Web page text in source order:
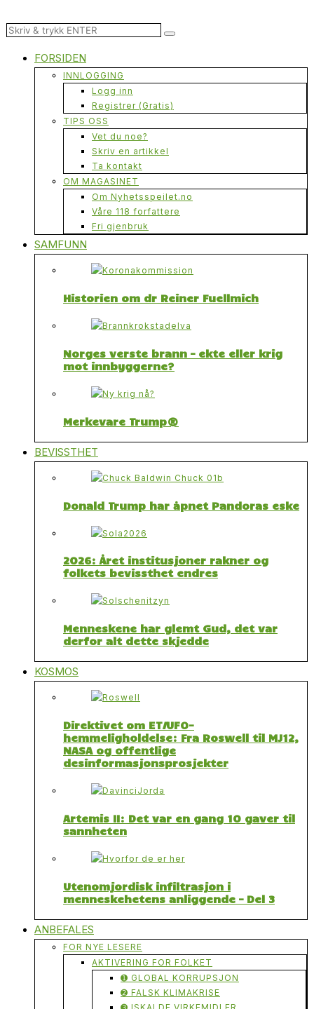
FORSIDEN
INNLOGGING
Logg inn
Registrer (Gratis)
TIPS OSS
Vet du noe?
Skriv en artikkel
Ta kontakt
OM MAGASINET
Om Nyhetsspeilet.no
Våre 118 forfattere
Fri gjenbruk
SAMFUNN
Historien om dr Reiner Fuellmich
Norges verste brann – ekte eller krig
mot innbyggerne?
Merkevare Trump®
BEVISSTHET
Donald Trump har åpnet Pandoras eske
2026: Året institusjoner rakner og
folkets bevissthet endres
Menneskene har glemt Gud, det var
derfor alt dette skjedde
KOSMOS
Direktivet om ET/UFO-
hemmeligholdelse: Fra Roswell til MJ12,
NASA og offentlige
desinformasjonsprosjekter
Artemis II: Det var en gang 10 gaver til
sannheten
Utenomjordisk infiltrasjon i
menneskehetens anliggende – Del 3
ANBEFALES
FOR NYE LESERE
AKTIVERING FOR FOLKET
➊ GLOBAL KORRUPSJON
➋ FALSK KLIMAKRISE